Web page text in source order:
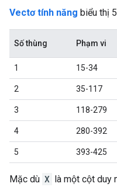
Vectơ tính năng biểu thị
Số thùng Phạm vi
1 15-34
2 35-117
3 118-279
4 280-392
5 393-425
Mặc dù X là một cột duy